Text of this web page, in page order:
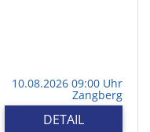
10.08.2026 09:00 Uhr
Zangberg
DETAIL